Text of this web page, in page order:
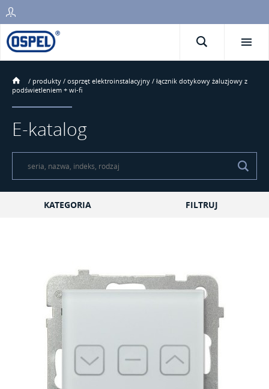
/ produkty / osprzęt elektroinstalacyjny / łącznik dotykowy żaluzjowy z
podświetleniem + wi-fi
E-katalog
KATEGORIA FILTRUJ